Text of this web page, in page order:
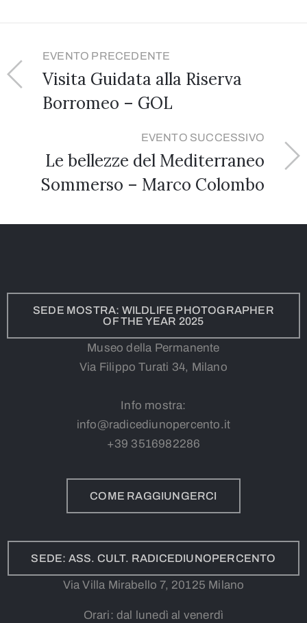
EVENTO PRECEDENTE
Visita Guidata alla Riserva
Borromeo – GOL
EVENTO SUCCESSIVO
Le bellezze del Mediterraneo
Sommerso – Marco Colombo
SEDE MOSTRA: WILDLIFE PHOTOGRAPHER
OF THE YEAR 2025
Museo della Permanente
Via Filippo Turati 34, Milano
Info mostra:
info@radicediunopercento.it
+39 3516982286
COME RAGGIUNGERCI
SEDE: ASS. CULT. RADICEDIUNOPERCENTO
Via Villa Mirabello 7, 20125 Milano
Orari: dal lunedì al venerdì